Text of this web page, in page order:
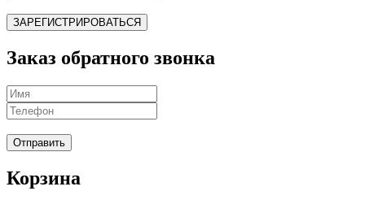
ЗАРЕГИСТРИРОВАТЬСЯ
Заказ обратного звонка
Отправить
Корзина